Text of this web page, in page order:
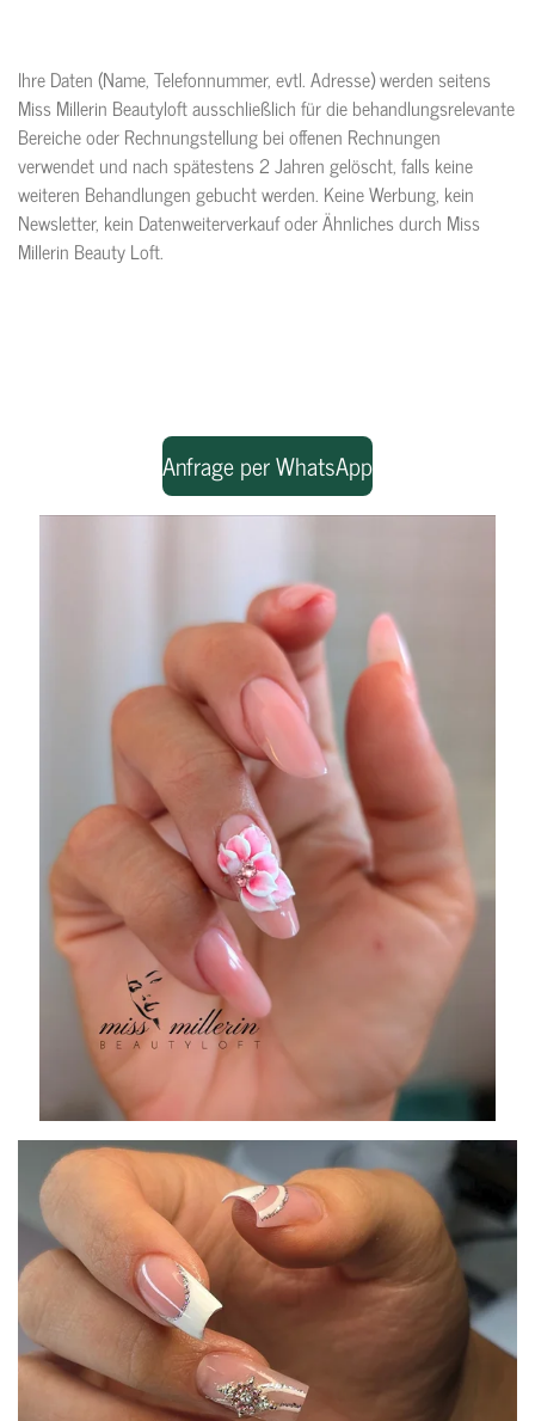
Ihre Daten (Name, Telefonnummer, evtl. Adresse) werden seitens
Miss Millerin Beautyloft ausschließlich für die behandlungsrelevante
Bereiche oder Rechnungstellung bei offenen Rechnungen
verwendet und nach spätestens 2 Jahren gelöscht, falls keine
weiteren Behandlungen gebucht werden. Keine Werbung, kein
Newsletter, kein Datenweiterverkauf oder Ähnliches durch Miss
Millerin Beauty Loft.
Anfrage per WhatsApp